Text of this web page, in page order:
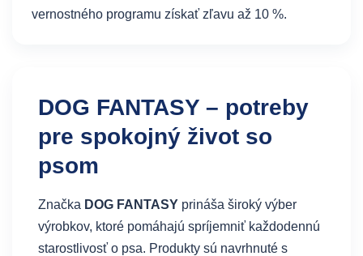
vernostného programu získať zľavu až 10 %.
DOG FANTASY – potreby
pre spokojný život so
psom
Značka DOG FANTASY prináša široký výber
výrobkov, ktoré pomáhajú spríjemniť každodennú
starostlivosť o psa. Produkty sú navrhnuté s